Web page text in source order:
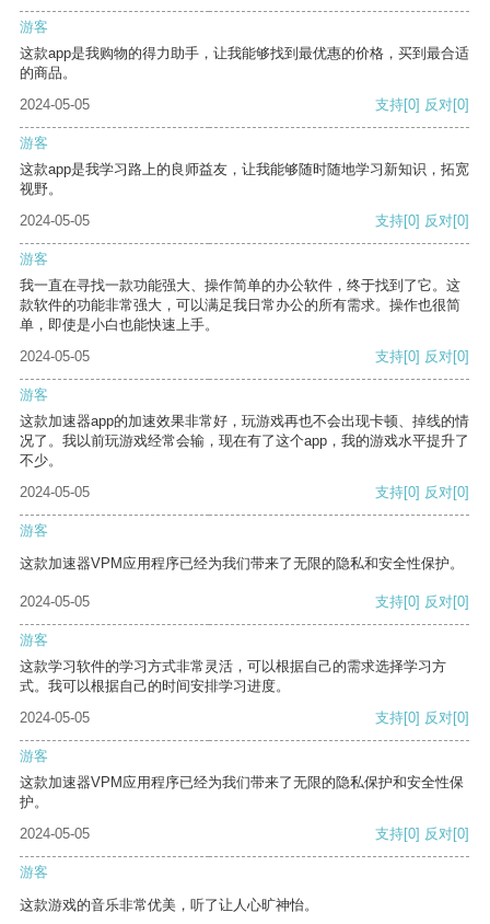
游客
这款app是我购物的得力助手，让我能够找到最优惠的价格，买到最合适
的商品。
2024-05-05
支持[0] 反对[0]
游客
这款app是我学习路上的良师益友，让我能够随时随地学习新知识，拓宽
视野。
2024-05-05
支持[0] 反对[0]
游客
我一直在寻找一款功能强大、操作简单的办公软件，终于找到了它。这
款软件的功能非常强大，可以满足我日常办公的所有需求。操作也很简
单，即使是小白也能快速上手。
2024-05-05
支持[0] 反对[0]
游客
这款加速器app的加速效果非常好，玩游戏再也不会出现卡顿、掉线的情
况了。我以前玩游戏经常会输，现在有了这个app，我的游戏水平提升了
不少。
2024-05-05
支持[0] 反对[0]
游客
这款加速器VPM应用程序已经为我们带来了无限的隐私和安全性保护。
2024-05-05 支持[0] 反对[0]
游客
这款学习软件的学习方式非常灵活，可以根据自己的需求选择学习方
式。我可以根据自己的时间安排学习进度。
2024-05-05
支持[0] 反对[0]
游客
这款加速器VPM应用程序已经为我们带来了无限的隐私保护和安全性保
护。
2024-05-05
支持[0] 反对[0]
游客
这款游戏的音乐非常优美，听了让人心旷神怡。